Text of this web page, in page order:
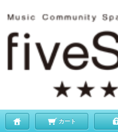
カート